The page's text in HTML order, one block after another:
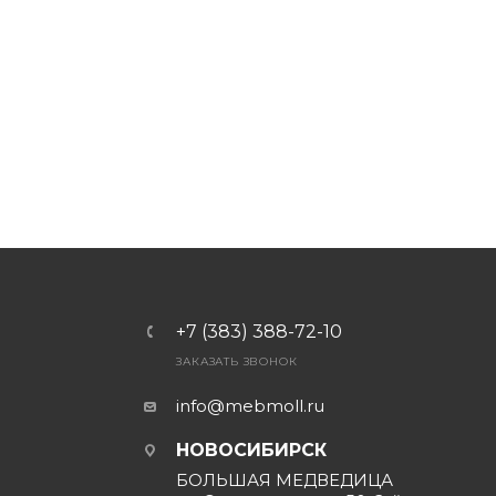
+7 (383) 388-72-10
ЗАКАЗАТЬ ЗВОНОК
info@mebmoll.ru
НОВОСИБИРСК
БОЛЬШАЯ МЕДВЕДИЦА